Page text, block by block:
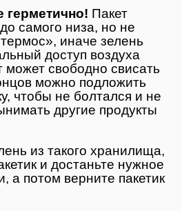
герметично! Пакет
самого низа, но не
иначе зелень
доступ воздуха
может свободно свисать
можно подложить
чтобы не болтался и не
другие продукты
из такого хранилища,
и достаньте нужное
а потом верните пакетик